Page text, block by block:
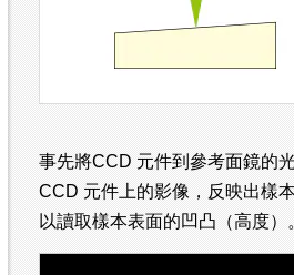
事先將CCD 元件到參考面鏡的
CCD 元件上的影像，反映出樣
以讀取樣本表面的凹凸（高度）